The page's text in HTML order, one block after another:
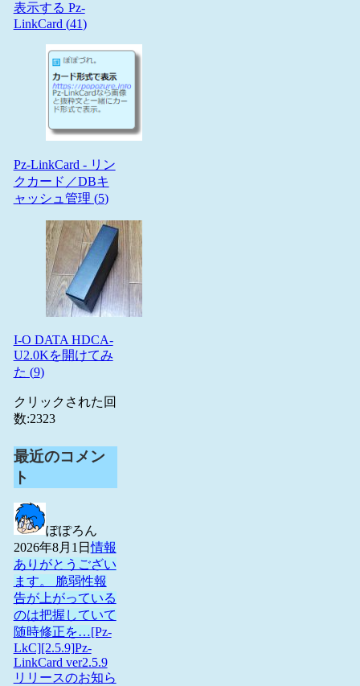
表示する Pz-
LinkCard (41)
Pz-LinkCard - リン
クカード／DBキ
ャッシュ管理 (5)
I-O DATA HDCA-
U2.0Kを開けてみ
た (9)
クリックされた回
数:2323
最近のコメン
ト
ぽぽろん
2026年8月1日情報
ありがとうござい
ます。 脆弱性報
告が上がっている
のは把握していて
随時修正を…[Pz-
LkC][2.5.9]Pz-
LinkCard ver2.5.9
リリースのお知ら